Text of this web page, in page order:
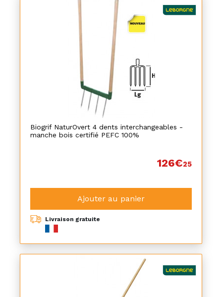
Biogrif NaturOvert 4 dents interchangeables -
manche bois certifié PEFC 100%
126€25
Ajouter au panier
Livraison gratuite